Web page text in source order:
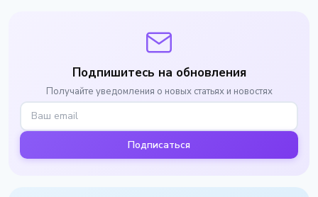
Подпишитесь на обновления
Получайте уведомления о новых статьях и новостях
Подписаться